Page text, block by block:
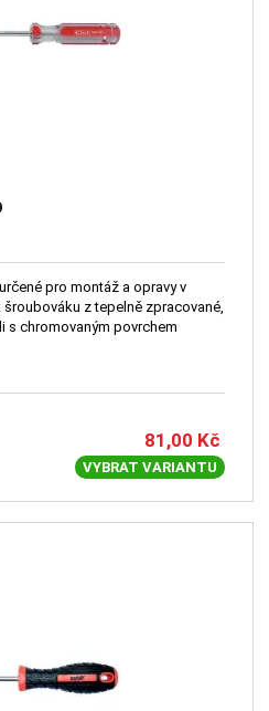
pro montáž a opravy v
z tepelně zpracované,
s chromovaným povrchem
81,00 Kč
VYBRAT VARIANTU